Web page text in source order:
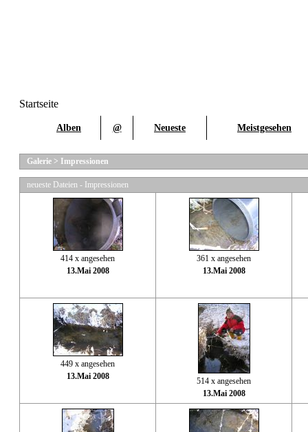
Startseite
Alben @ Neueste Meistgesehen
Galerie > Impressionen
neueste Dateien - Impressionen
414 x angesehen
13.Mai 2008
361 x angesehen
13.Mai 2008
449 x angesehen
13.Mai 2008
514 x angesehen
13.Mai 2008